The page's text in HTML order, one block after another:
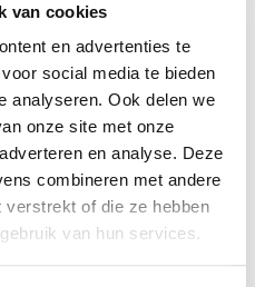
van cookies
en advertenties te
social media te bieden
analyseren. Ook delen we
onze site met onze
en analyse. Deze
combineren met andere
verstrekt of die ze hebben
van hun services.
KUNNEN
JE ZIJN